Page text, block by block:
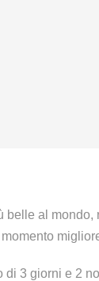
belle al mondo,
3 giorni e 2